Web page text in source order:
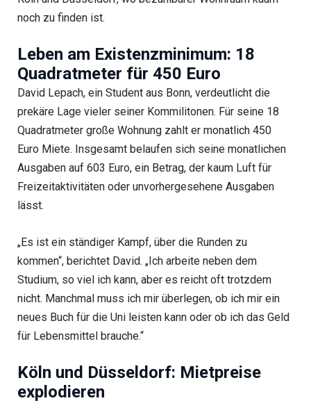
noch zu finden ist.
Leben am Existenzminimum: 18
Quadratmeter für 450 Euro
David Lepach, ein Student aus Bonn, verdeutlicht die
prekäre Lage vieler seiner Kommilitonen. Für seine 18
Quadratmeter große Wohnung zahlt er monatlich 450
Euro Miete. Insgesamt belaufen sich seine monatlichen
Ausgaben auf 603 Euro, ein Betrag, der kaum Luft für
Freizeitaktivitäten oder unvorhergesehene Ausgaben
lässt.
„Es ist ein ständiger Kampf, über die Runden zu
kommen“, berichtet David. „Ich arbeite neben dem
Studium, so viel ich kann, aber es reicht oft trotzdem
nicht. Manchmal muss ich mir überlegen, ob ich mir ein
neues Buch für die Uni leisten kann oder ob ich das Geld
für Lebensmittel brauche.“
Köln und Düsseldorf: Mietpreise
explodieren